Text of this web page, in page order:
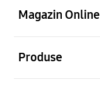
Magazin Online
Produse